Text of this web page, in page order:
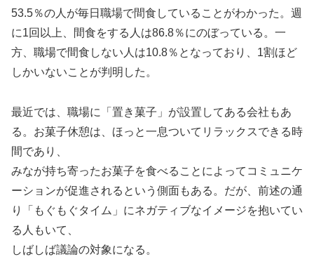
53.5％の人が毎日職場で間食していることがわかった。週
に1回以上、間食をする人は86.8％にのぼっている。一
方、職場で間食しない人は10.8％となっており、1割ほど
しかいないことが判明した。
最近では、職場に「置き菓子」が設置してある会社もあ
る。お菓子休憩は、ほっと一息ついてリラックスできる時
間であり、
みなが持ち寄ったお菓子を食べることによってコミュニケ
ーションが促進されるという側面もある。だが、前述の通
り「もぐもぐタイム」にネガティブなイメージを抱いてい
る人もいて、
しばしば議論の対象になる。